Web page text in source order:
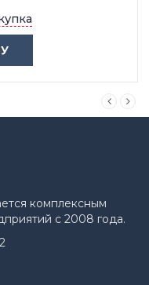
комплексным
с 2008 года.